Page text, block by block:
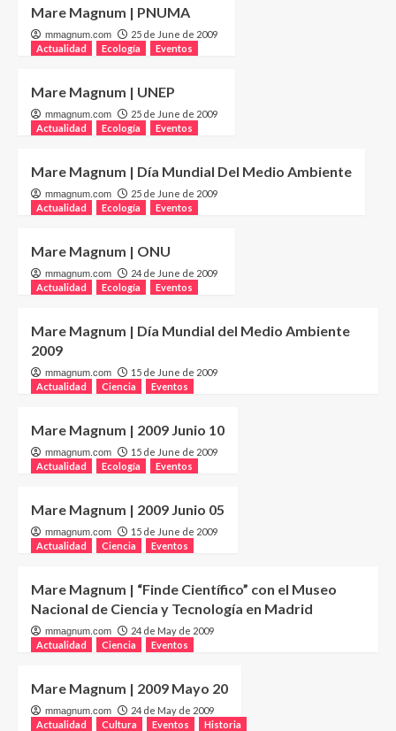
Mare Magnum | PNUMA
mmagnum.com
25 de June de 2009
Actualidad
Ecología Eventos
Mare Magnum | UNEP
mmagnum.com
25 de June de 2009
Actualidad
Ecología Eventos
Mare Magnum | Día Mundial Del Medio Ambiente
mmagnum.com
25 de June de 2009
Actualidad
Ecología Eventos
Mare Magnum | ONU
mmagnum.com
24 de June de 2009
Actualidad
Ecología Eventos
Mare Magnum | Día Mundial del Medio Ambiente
2009
mmagnum.com
15 de June de 2009
Actualidad
Ciencia Eventos
Mare Magnum | 2009 Junio 10
mmagnum.com
15 de June de 2009
Actualidad
Ecología Eventos
Mare Magnum | 2009 Junio 05
mmagnum.com
15 de June de 2009
Actualidad
Ciencia Eventos
Mare Magnum | “Finde Científico” con el Museo
Nacional de Ciencia y Tecnología en Madrid
mmagnum.com
24 de May de 2009
Actualidad
Ciencia Eventos
Mare Magnum | 2009 Mayo 20
mmagnum.com
24 de May de 2009
Actualidad
Cultura Eventos Historia